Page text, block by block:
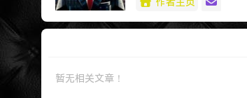
作者主页
暂无相关文章！